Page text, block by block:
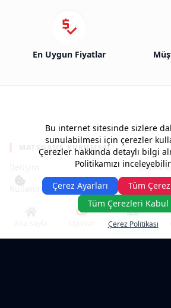
En Uygun Fiyatlar
MATSGAME KURUMSAL
Bayilik
Kullanım Şartları
Gizlilik
Bu internet sitesinde sizlere
sunulabilmesi için çerezler
Çerezler hakkında detaylı bilgi
Politikamızı
Çerez Ayarları
Tüm
Tüm Çerezleri Kabul
Çerez Politikası
Bakiye Yükle